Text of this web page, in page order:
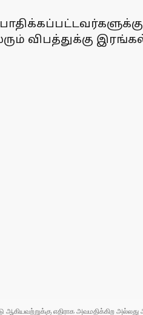
விபத்துக்கு இரங்கல்
ஆகியவற்றுக்கு எதிராக அவமதிக்கிற